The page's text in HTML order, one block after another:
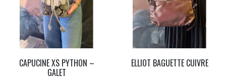
CAPUCINE XS PYTHON –
GALET
ELLIOT BAGUETTE CUIVRE